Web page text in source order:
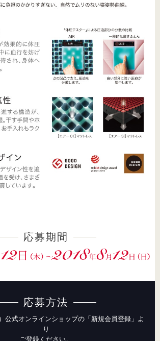
応募期間
応募方法
公式オンラインショップの「新規会員登録」よ
り
ご登録ください。